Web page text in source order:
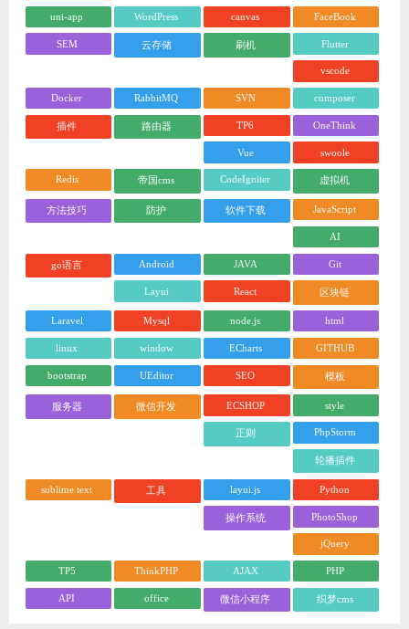
uni-app WordPress canvas FaceBook
SEM 云存储 刷机 Flutter
vscode
Docker RabbitMQ SVN composer
插件 路由器 TP6 OneThink
Vue swoole
Redis 帝国cms CodeIgniter 虚拟机
方法技巧 防护 软件下载 JavaScript
AI
go语言 Android JAVA Git
Layui React 区块链
Laravel Mysql node.js html
linux window ECharts GITHUB
bootstrap UEditor SEO 模板
服务器 微信开发 ECSHOP style
正则 PhpStorm
轮播插件
sublime text 工具 layui.js Python
操作系统 PhotoShop
jQuery
TP5 ThinkPHP AJAX PHP
API office 微信小程序 织梦cms